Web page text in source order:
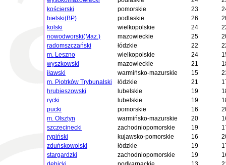
kościerski
pomorskie 23
bielski(BP)
podlaskie 26
kolski
wielkopolskie 24
nowodworski(Maz.)
mazowieckie 25
radomszczański
łódzkie 22
m. Leszno
wielkopolskie 24
wyszkowski
mazowieckie 21
iławski
warmińsko-mazurskie 15
m. Piotrków Trybunalski
łódzkie 21
hrubieszowski
lubelskie 19
rycki
lubelskie 19
pucki
pomorskie 16
m. Olsztyn
warmińsko-mazurskie 20
szczecinecki
zachodniopomorskie 19
rypiński
kujawsko-pomorskie 16
zduńskowolski
łódzkie 19
stargardzki
zachodniopomorskie 19